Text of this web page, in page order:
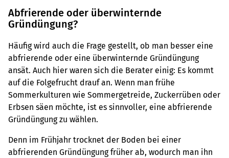
Abfrierende oder überwinternde
Gründüngung?
Häufig wird auch die Frage gestellt, ob man besser eine
abfrierende oder eine überwinternde Gründüngung
ansät. Auch hier waren sich die Berater einig: Es kommt
auf die Folgefrucht drauf an. Wenn man frühe
Sommerkulturen wie Sommergetreide, Zuckerrüben oder
Erbsen säen möchte, ist es sinnvoller, eine abfrierende
Gründüngung zu wählen.
Denn im Frühjahr trocknet der Boden bei einer
abfrierenden Gründüngung früher ab, wodurch man ihn